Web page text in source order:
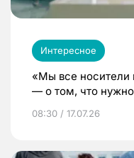
Интересное
«Мы все носители
— о том, что
08:30 / 17.07.26